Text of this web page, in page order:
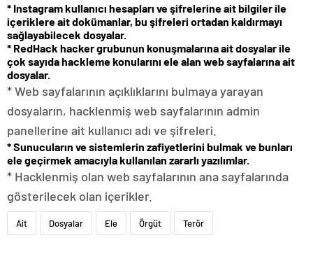
* Instagram kullanıcı hesapları ve şifrelerine ait bilgiler ile
içeriklere ait dokümanlar, bu şifreleri ortadan kaldırmayı
sağlayabilecek dosyalar.
* RedHack hacker grubunun konuşmalarına ait dosyalar ile
çok sayıda hackleme konularını ele alan web sayfalarına ait
dosyalar.
* Web sayfalarının açıklıklarını bulmaya yarayan
dosyaların, hacklenmiş web sayfalarının admin
panellerine ait kullanıcı adı ve şifreleri.
* Sunucuların ve sistemlerin zafiyetlerini bulmak ve bunları
ele geçirmek amacıyla kullanılan zararlı yazılımlar.
* Hacklenmiş olan web sayfalarının ana sayfalarında
gösterilecek olan içerikler.
Ait Dosyalar Ele Örgüt Terör